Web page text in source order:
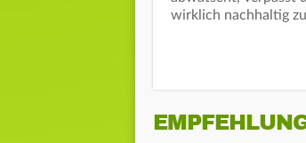
wirklich nachhaltig